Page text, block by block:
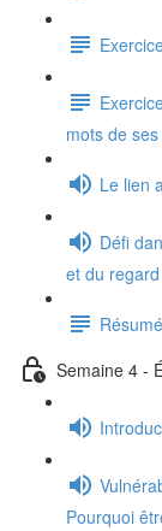
mots de
Le lien
Défi
et du
Semaine 4 -
Pourquoi